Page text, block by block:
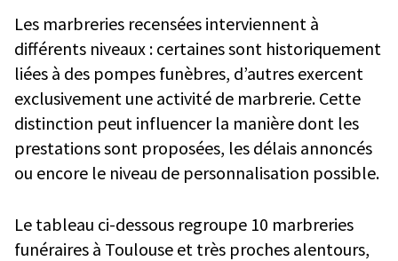
Les marbreries recensées interviennent à
différents niveaux : certaines sont historiquement
liées à des pompes funèbres, d’autres exercent
exclusivement une activité de marbrerie. Cette
distinction peut influencer la manière dont les
prestations sont proposées, les délais annoncés
ou encore le niveau de personnalisation possible.
Le tableau ci-dessous regroupe 10 marbreries
funéraires à Toulouse et très proches alentours,